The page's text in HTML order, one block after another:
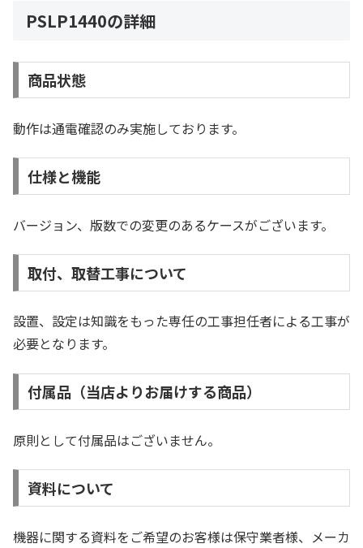
PSLP1440の詳細
商品状態
動作は通電確認のみ実施しております。
仕様と機能
バージョン、版数での変更のあるケースがございます。
取付、取替工事について
設置、設定は知識をもった専任の工事担任者による工事が
必要となります。
付属品（当店よりお届けする商品）
原則として付属品はございません。
資料について
機器に関する資料をご希望のお客様は保守業者様、メーカ